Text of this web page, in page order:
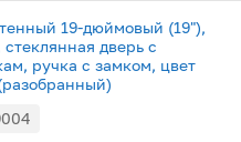
19-дюймовый (19"),
дверь с
ручка с замком, цвет